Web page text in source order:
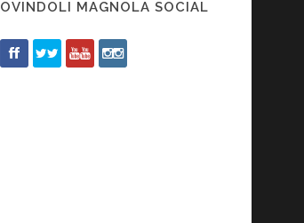
OVINDOLI MAGNOLA SOCIAL